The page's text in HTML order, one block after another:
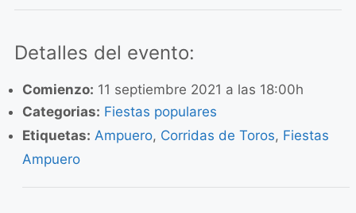
Detalles del evento:
Comienzo: 11 septiembre 2021 a las 18:00h
Categorias: Fiestas populares
Etiquetas: Ampuero, Corridas de Toros, Fiestas
Ampuero